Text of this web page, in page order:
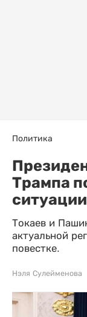
Политика
Трампа
Токаев и
актуальной
повестке.
Нэля Сулейменова